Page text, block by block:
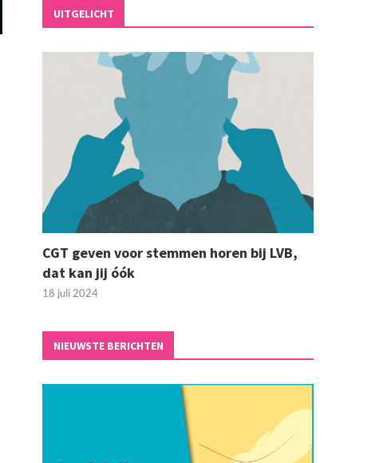
UITGELICHT
CGT geven voor stemmen horen bij LVB,
dat kan jij óók
18 juli 2024
NIEUWSTE BERICHTEN